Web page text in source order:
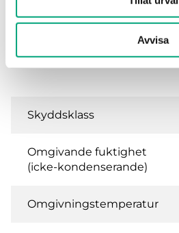
Avvisa
Skyddsklass
Omgivande fuktighet
(icke-kondenserande)
Omgivningstemperatur